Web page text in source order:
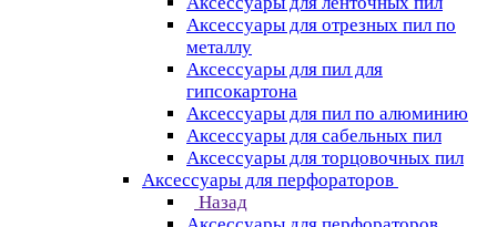
Аксессуары для отрезных пил по
металлу
Аксессуары для пил для
гипсокартона
Аксессуары для пил по алюминию
Аксессуары для сабельных пил
Аксессуары для торцовочных пил
Аксессуары для перфораторов
Назад